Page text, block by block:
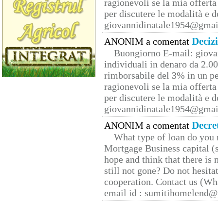
ragionevoli se la mia
per discutere le modalità e
ANONIM a comentat
Buongiorno E-mail:
individuali in denaro da
rimborsabile del 3% in un
ragionevoli se la mia
per discutere le modalità e
ANONIM a comentat
What type of loan do you
Mortgage Business capital
hope and think that there is
still not gone? Do not
cooperation. Contact us
email id :